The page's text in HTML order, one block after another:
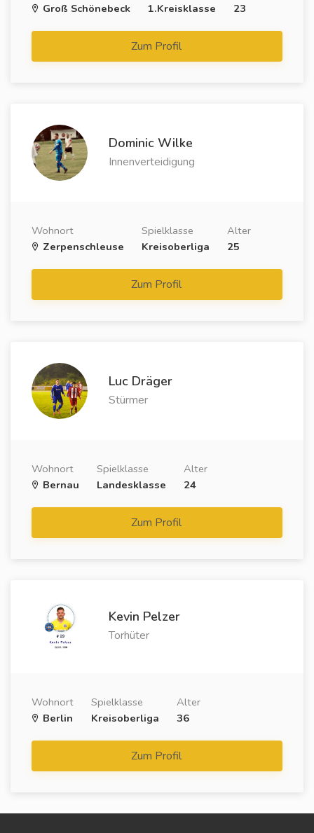
Groß Schönebeck
1.Kreisklasse
23
Zum Profil
Dominic Wilke
Innenverteidigung
Wohnort
Zerpenschleuse
Spielklasse
Kreisoberliga
Alter
25
Zum Profil
Luc Dräger
Stürmer
Wohnort
Bernau
Spielklasse
Landesklasse
Alter
24
Zum Profil
Kevin Pelzer
Torhüter
Wohnort
Berlin
Spielklasse
Kreisoberliga
Alter
36
Zum Profil